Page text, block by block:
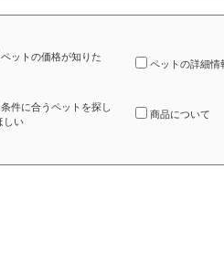
ペットの価格が知りた
ペットの詳細情
条件に合うペットを探し
しい
商品について